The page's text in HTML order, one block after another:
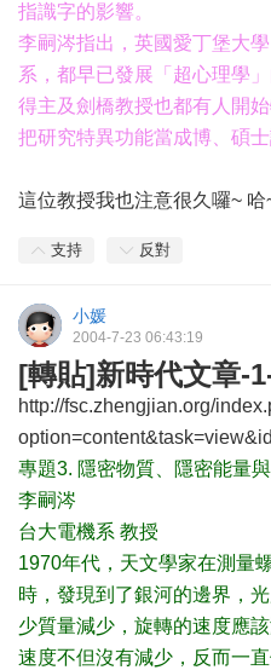
指識字的影響。
李嗣涔指出，英國愛丁堡大
系，都早已發展「超心理學
得主及劍橋教授也都有人開
把研究特異功能當成博、碩士
這位教授我也注意很久囉~ 哈
支持 反對
小媛
2004-7-23 06:43:19
[轉貼]新時代文章-
http://fsc.zhengjian.org/
專題3. 隱密物質、隱密能量
李嗣涔
台大電機系 教授
1970年代，天文學家在測量
時，發現到了銀河的邊界，
少質量減少，旋轉的速度應
速度不但沒有減少，反而一